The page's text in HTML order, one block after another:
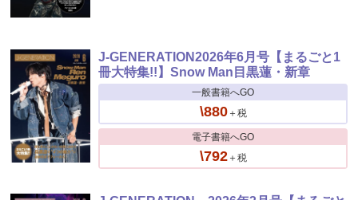
J-GENERATION2026年6月号【まるごと1
冊大特集!!】Snow Man目黒蓮・新章
一般書籍へGO
\880＋税
電子書籍へGO
\792＋税